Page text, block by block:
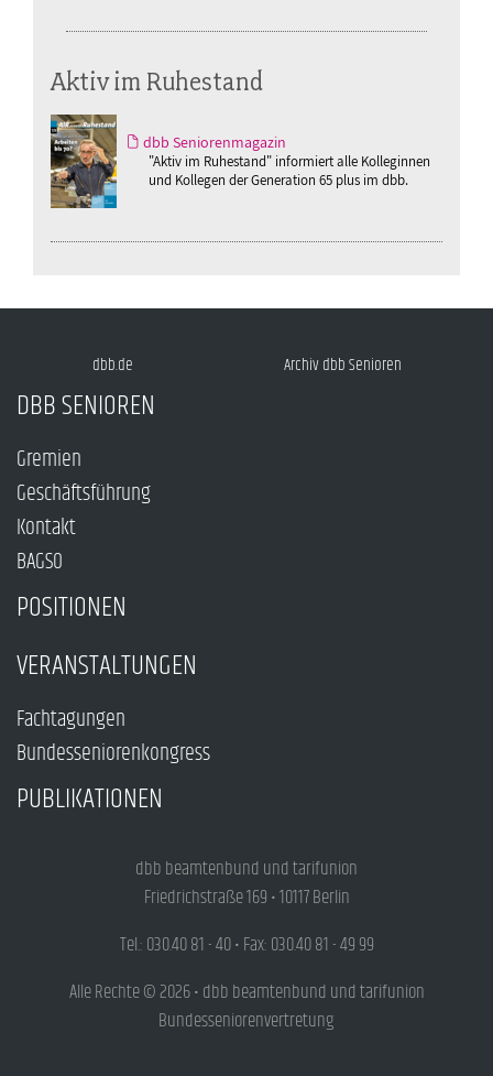
Aktiv im Ruhestand
dbb Seniorenmagazin
"Aktiv im Ruhestand" informiert alle Kolleginnen
und Kollegen der Generation 65 plus im dbb.
dbb.de Archiv dbb Senioren
DBB SENIOREN
Gremien
Geschäftsführung
Kontakt
BAGSO
POSITIONEN
VERANSTALTUNGEN
Fachtagungen
Bundesseniorenkongress
PUBLIKATIONEN
dbb beamtenbund und tarifunion
Friedrichstraße 169 • 10117 Berlin
Tel.: 030.40 81 - 40 • Fax: 030.40 81 - 49 99
Alle Rechte © 2026 • dbb beamtenbund und tarifunion
Bundesseniorenvertretung